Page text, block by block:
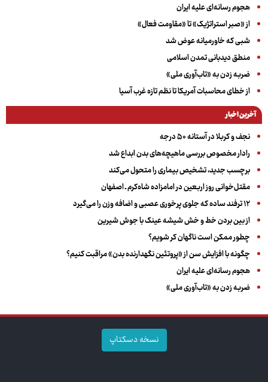
هجوم رسانه‌ای علیه ایران
از «صبر استراتژیک» تا «مقاومت فعال»
شبی که خاورمیانه عوض شد
منطق دیدبانی تمدن اسلامی
ضربه زدن به «تاب‌آوری ملی»
از خطای محاسبات آمریکا تا نظم تازه غرب آسیا
آخرین اخبار
نجف و کربلا در آستانه ۵۰ درجه
رادار مخصوص بررسی ماهیچه‌های بدن ابداع شد
برچسب جدید، تشخیص بیماری را متحول می‌کند
مقتل‌خوانی روز اربعین در امامزاده شاه‌کرم ـ اصفهان
۱۲ ترفند ساده که جلوی پرخوری عصبی و اضافه ‌وزن را می‌گیرد
از بین بردن خط و خش شیشه عینک با جوش شیرین
چطور ممکن است ناگهان کر شویم؟
چگونه با افزایش سن از «پروتئین نگهدارنده بدن» مراقبت کنیم؟
هجوم رسانه‌ای علیه ایران
ضربه زدن به «تاب‌آوری ملی»
نسخه دسکتاپ